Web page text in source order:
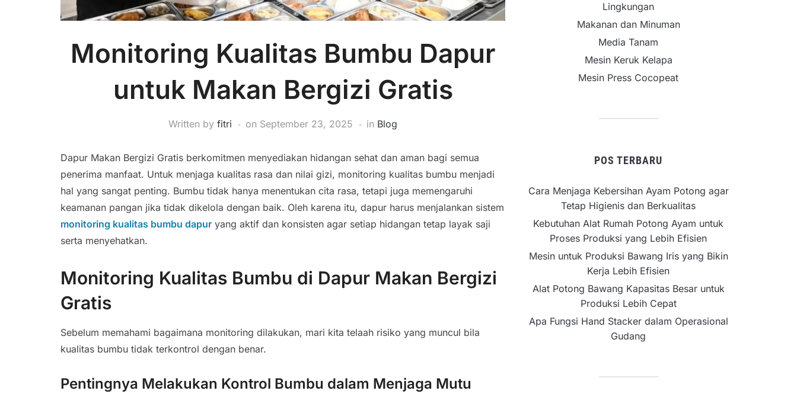
Monitoring Kualitas Bumbu Dapur
untuk Makan Bergizi Gratis
Written by fitri on September 23, 2025 in Blog
Dapur Makan Bergizi Gratis berkomitmen menyediakan hidangan sehat dan aman bagi semua
penerima manfaat. Untuk menjaga kualitas rasa dan nilai gizi, monitoring kualitas bumbu menjadi
hal yang sangat penting. Bumbu tidak hanya menentukan cita rasa, tetapi juga memengaruhi
keamanan pangan jika tidak dikelola dengan baik. Oleh karena itu, dapur harus menjalankan sistem
monitoring kualitas bumbu dapur yang aktif dan konsisten agar setiap hidangan tetap layak saji
serta menyehatkan.
Monitoring Kualitas Bumbu di Dapur Makan Bergizi
Gratis
Sebelum memahami bagaimana monitoring dilakukan, mari kita telaah risiko yang muncul bila
kualitas bumbu tidak terkontrol dengan benar.
Pentingnya Melakukan Kontrol Bumbu dalam Menjaga Mutu
Lingkungan
Makanan dan Minuman
Media Tanam
Mesin Keruk Kelapa
Mesin Press Cocopeat
POS TERBARU
Cara Menjaga Kebersihan Ayam Potong agar
Tetap Higienis dan Berkualitas
Kebutuhan Alat Rumah Potong Ayam untuk
Proses Produksi yang Lebih Efisien
Mesin untuk Produksi Bawang Iris yang Bikin
Kerja Lebih Efisien
Alat Potong Bawang Kapasitas Besar untuk
Produksi Lebih Cepat
Apa Fungsi Hand Stacker dalam Operasional
Gudang